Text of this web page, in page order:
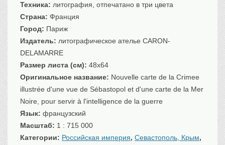
Севастополь, Крым
Ценные бумаги
История моды. Униформа
Гражданская мода
Униформа
Фауна
Флора
Охота
Рыбы, рыбалка
Техника: литография, отпечатано в три цвета
Страна: Франция
Город: Париж
Издатель: литографическое ателье CARON-
DELAMARRE
Размер листа (см): 48x64
Оригинальное название: Nouvelle carte de la Crimee
illustrée d'une vue de Sébastopol et d'une carte de la Mer
Noire, pour servir à l'intelligence de la guerre
Язык: французский
Масштаб: 1 : 715 000
Категории: Российская империя, Севастополь, Крым,